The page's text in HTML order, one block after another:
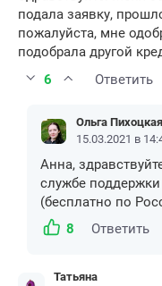
подала заявку,
пожалуйста, мне
подобрала другой
6
Ответить
Ольга Пихоцкая
15.03.2021 в
Анна,
службе
(бесплатно по
8
Ответить
Татьяна